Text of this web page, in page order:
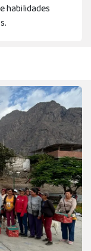
habilidades